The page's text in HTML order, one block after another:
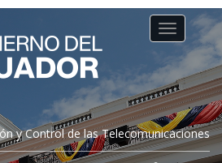
y Control de las Telecomunicaciones
Toggle
navigation